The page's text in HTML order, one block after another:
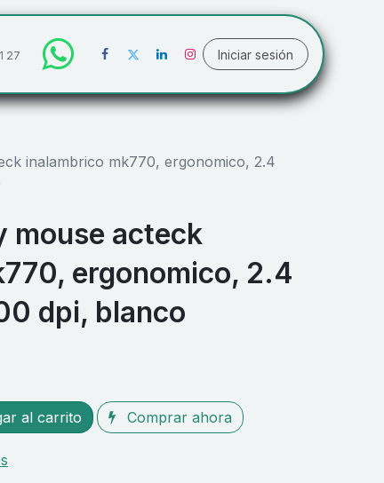
27 Iniciar sesión
inalambrico mk770, ergonomico, 2.4
mouse acteck
ergonomico, 2.4
dpi, blanco
al carrito Comprar ahora